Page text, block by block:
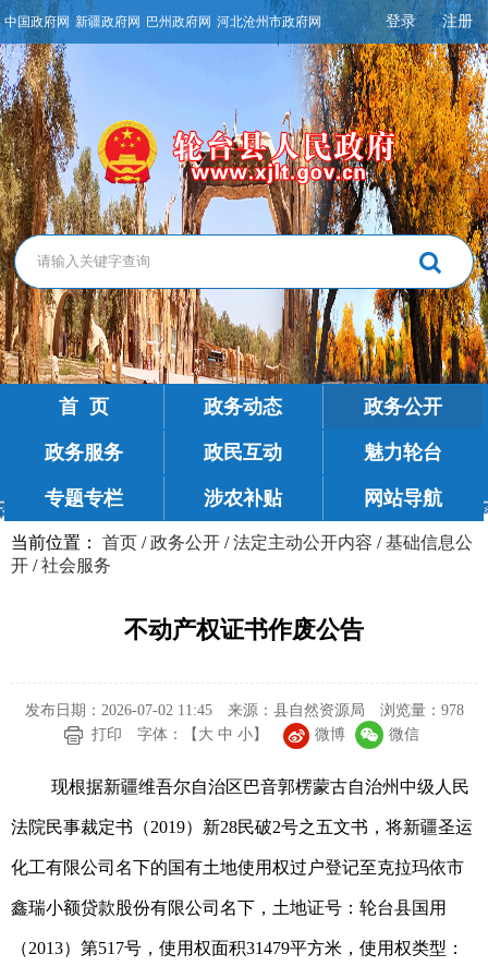
中国政府网 新疆政府网 巴州政府网 河北沧州市政府网 登录 注册
首 页 政务动态 政务公开
政务服务 政民互动 魅力轮台
专题专栏 涉农补贴 网站导航
当前位置： 首页 /政务公开 /法定主动公开内容 /基础信息公
开 /社会服务
不动产权证书作废公告
发布日期：2026-07-02 11:45 来源：县自然资源局 浏览量： 978
打印
字体：【 大 中 小】 微博 微信
现根据新疆维吾尔自治区巴音郭楞蒙古自治州中级人民
法院民事裁定书（2019）新28民破2号之五文书，将新疆圣运
化工有限公司名下的国有土地使用权过户登记至克拉玛依市
鑫瑞小额贷款股份有限公司名下，土地证号：轮台县国用
（2013）第517号，使用权面积31479平方米，使用权类型：